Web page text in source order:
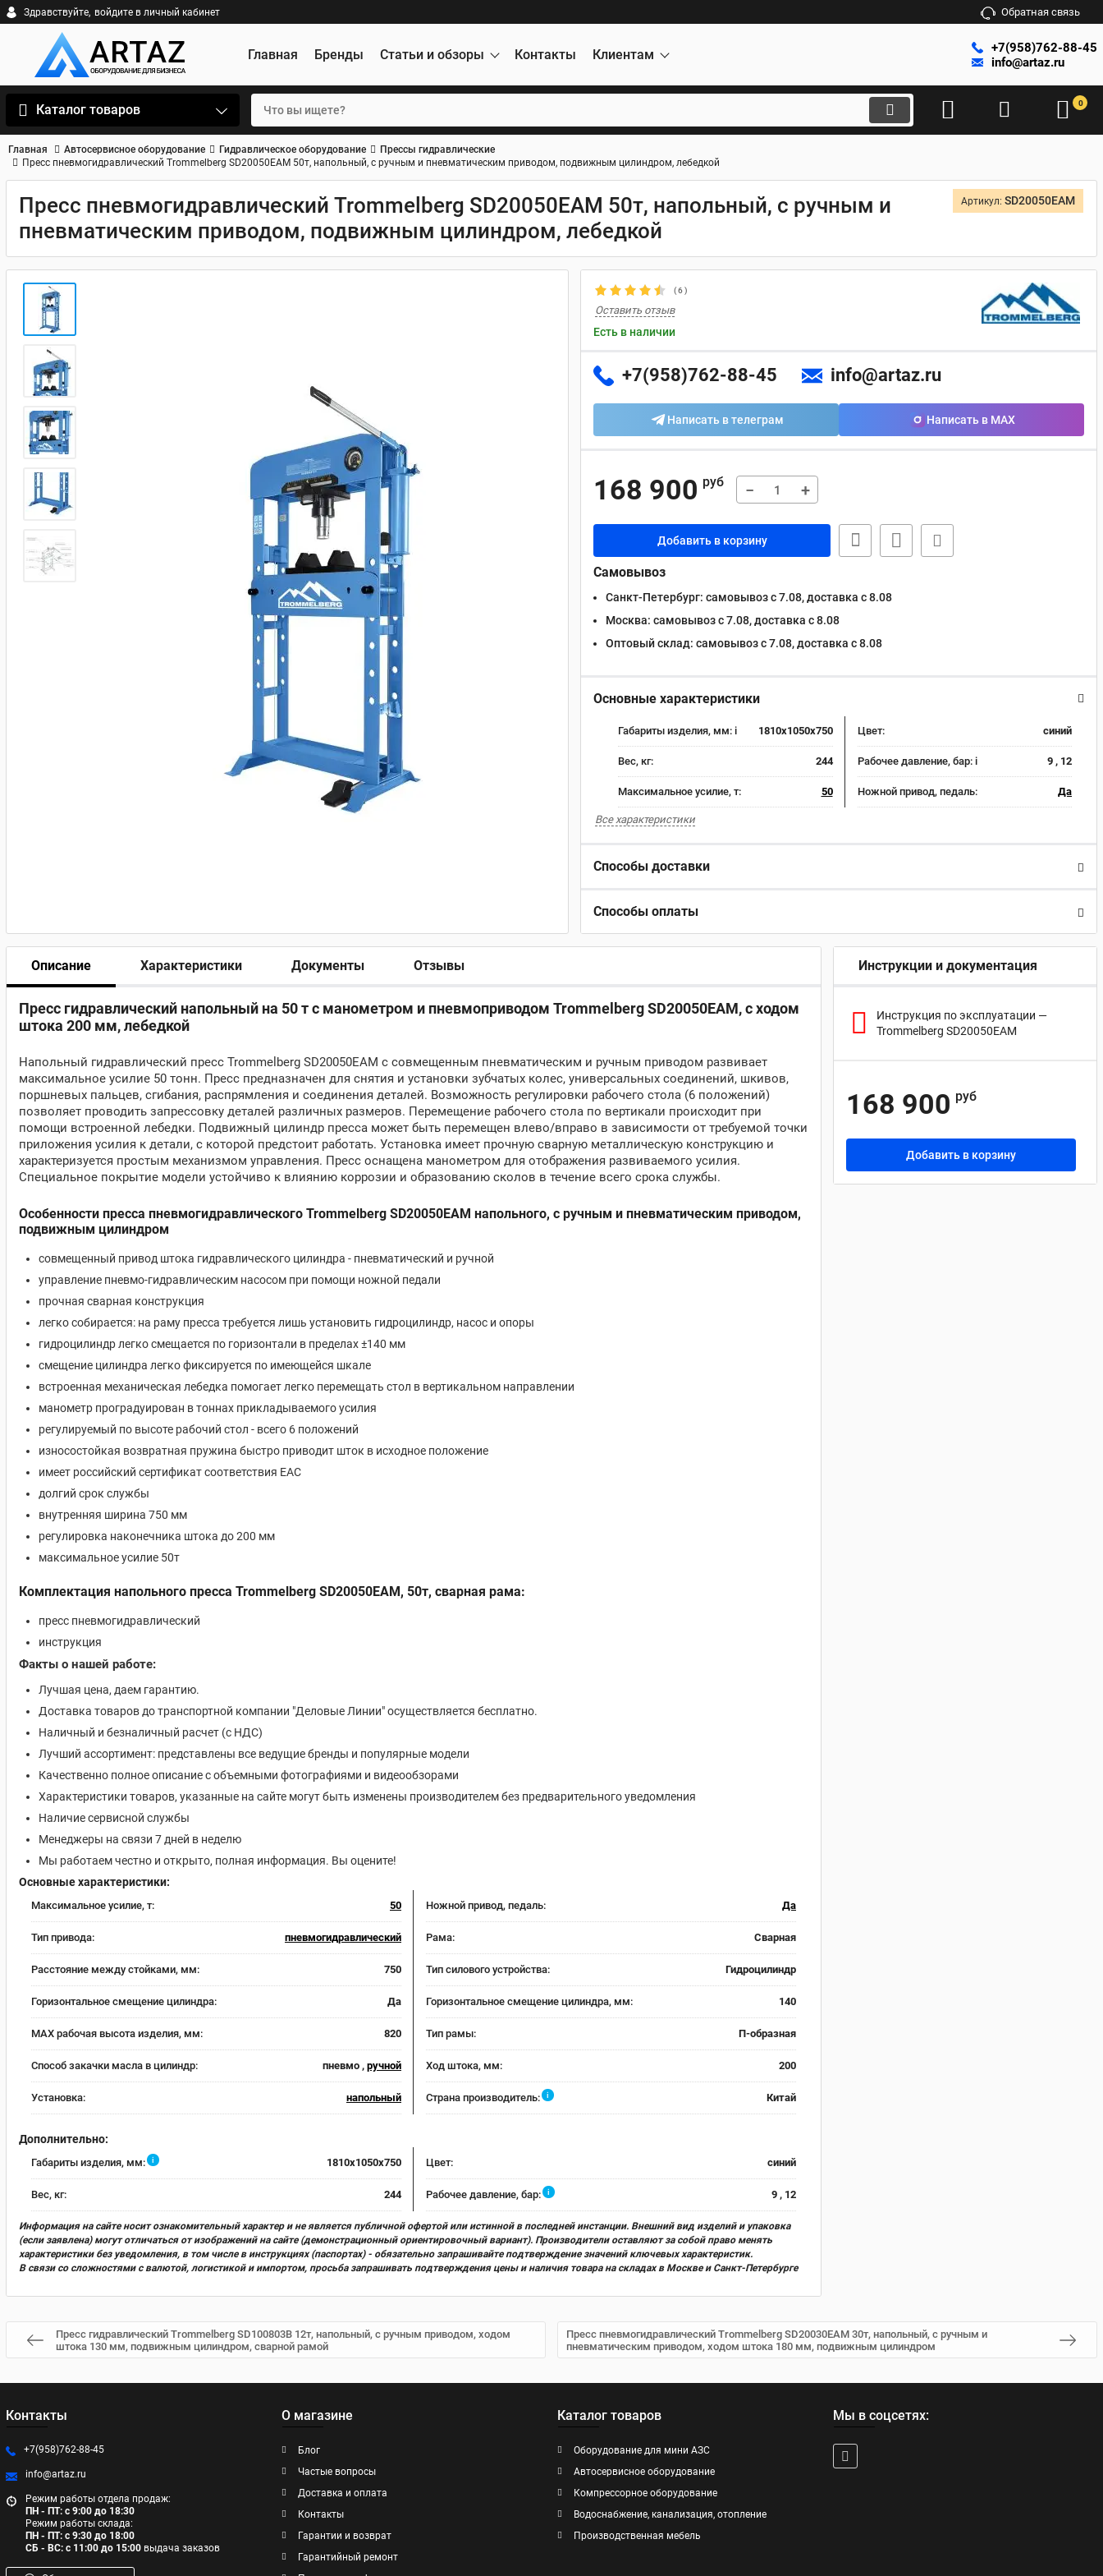
Здравствуйте, войдите в личный кабинет Обратная связь
Главная Бренды Статьи и обзоры Контакты Клиентам
+7(958)762-88-45
info@artaz.ru
Каталог товаров 0
Главная Автосервисное оборудование Гидравлическое оборудование
Прессы гидравлические
Пресс пневмогидравлический Trommelberg SD20050EAM 50т, напольный, с ручным и пневматическим приводом, подвижным цилиндром, лебедкой
Пресс пневмогидравлический Trommelberg SD20050EAM 50т, напольный, с ручным и
пневматическим приводом, подвижным цилиндром, лебедкой
Артикул: SD20050EAM
(6)
Оставить отзыв
Есть в наличии
+7(958)762-88-45 info@artaz.ru
Написать в телеграм Написать в MAX
168 900 руб − +
Добавить в корзину
Самовывоз
Санкт-Петербург: самовывоз с 7.08, доставка c 8.08
Москва: самовывоз с 7.08, доставка c 8.08
Оптовый склад: самовывоз с 7.08, доставка c 8.08
Основные характеристики
Габариты изделия, мм: i 1810х1050х750 Цвет: синий
Вес, кг: 244 Рабочее давление, бар: i 9 , 12
Максимальное усилие, т: 50 Ножной привод, педаль: Да
Все характеристики
Способы доставки
Способы оплаты
Описание Характеристики Документы Отзывы
Пресс гидравлический напольный на 50 т с манометром и пневмоприводом Trommelberg SD20050EAM, с ходом
штока 200 мм, лебедкой
Напольный гидравлический пресс Trommelberg SD20050EAM с совмещенным пневматическим и ручным приводом развивает
максимальное усилие 50 тонн. Пресс предназначен для снятия и установки зубчатых колес, универсальных соединений, шкивов,
поршневых пальцев, сгибания, распрямления и соединения деталей. Возможность регулировки рабочего стола (6 положений)
позволяет проводить запрессовку деталей различных размеров. Перемещение рабочего стола по вертикали происходит при
помощи встроенной лебедки. Подвижный цилиндр пресса может быть перемещен влево/вправо в зависимости от требуемой точки
приложения усилия к детали, с которой предстоит работать. Установка имеет прочную сварную металлическую конструкцию и
характеризуется простым механизмом управления. Пресс оснащена манометром для отображения развиваемого усилия.
Специальное покрытие модели устойчиво к влиянию коррозии и образованию сколов в течение всего срока службы.
Особенности пресса пневмогидравлического Trommelberg SD20050EAM напольного, с ручным и пневматическим приводом,
подвижным цилиндром
совмещенный привод штока гидравлического цилиндра - пневматический и ручной
управление пневмо-гидравлическим насосом при помощи ножной педали
прочная сварная конструкция
легко собирается: на раму пресса требуется лишь установить гидроцилиндр, насос и опоры
гидроцилиндр легко смещается по горизонтали в пределах ±140 мм
смещение цилиндра легко фиксируется по имеющейся шкале
встроенная механическая лебедка помогает легко перемещать стол в вертикальном направлении
манометр проградуирован в тоннах прикладываемого усилия
регулируемый по высоте рабочий стол - всего 6 положений
износостойкая возвратная пружина быстро приводит шток в исходное положение
имеет российский сертификат соответствия EAC
долгий срок службы
внутренняя ширина 750 мм
регулировка наконечника штока до 200 мм
максимальное усилие 50т
Комплектация напольного пресса Trommelberg SD20050EAM, 50т, сварная рама:
пресс пневмогидравлический
инструкция
Факты о нашей работе:
Лучшая цена, даем гарантию.
Доставка товаров до транспортной компании "Деловые Линии" осуществляется бесплатно.
Наличный и безналичный расчет (с НДС)
Лучший ассортимент: представлены все ведущие бренды и популярные модели
Качественно полное описание с объемными фотографиями и видеообзорами
Характеристики товаров, указанные на сайте могут быть изменены производителем без предварительного уведомления
Наличие сервисной службы
Менеджеры на связи 7 дней в неделю
Мы работаем честно и открыто, полная информация. Вы оцените!
Основные характеристики:
Максимальное усилие, т: 50 Ножной привод, педаль: Да
Тип привода: пневмогидравлический Рама: Сварная
Расстояние между стойками, мм: 750 Тип силового устройства: Гидроцилиндр
Горизонтальное смещение цилиндра: Да Горизонтальное смещение цилиндра, мм: 140
MAX рабочая высота изделия, мм: 820 Тип рамы: П-образная
Способ закачки масла в цилиндр: пневмо , ручной Ход штока, мм: 200
Установка: напольный Страна производитель: i Китай
Дополнительно:
Габариты изделия, мм: i 1810х1050х750 Цвет: синий
Вес, кг: 244 Рабочее давление, бар: i 9 , 12
Информация на сайте носит ознакомительный характер и не является публичной офертой или истинной в последней инстанции. Внешний вид изделий и упаковка
(если заявлена) могут отличаться от изображений на сайте (демонстрационный ориентировочный вариант). Производители оставляют за собой право менять
характеристики без уведомления, в том числе в инструкциях (паспортах) - обязательно запрашивайте подтверждение значений ключевых характеристик.
В связи со сложностями с валютой, логистикой и импортом, просьба запрашивать подтверждения цены и наличия товара на складах в Москве и Санкт-Петербурге
Инструкции и документация
Инструкция по эксплуатации —
Trommelberg SD20050EAM
168 900 руб
Добавить в корзину
Пресс гидравлический Trommelberg SD100803B 12т, напольный, с ручным приводом, ходом
штока 130 мм, подвижным цилиндром, сварной рамой
Пресс пневмогидравлический Trommelberg SD20030EAM 30т, напольный, с ручным и
пневматическим приводом, ходом штока 180 мм, подвижным цилиндром
Контакты
+7(958)762-88-45
info@artaz.ru
Режим работы отдела продаж:
ПН - ПТ: с 9:00 до 18:30
Режим работы склада:
ПН - ПТ: с 9:30 до 18:00
СБ - ВС: с 11:00 до 15:00 выдача заказов
О магазине
Блог
Частые вопросы
Доставка и оплата
Контакты
Гарантии и возврат
Гарантийный ремонт
Каталог товаров
Оборудование для мини АЗС
Автосервисное оборудование
Компрессорное оборудование
Водоснабжение, канализация, отопление
Производственная мебель
Мы в соцсетях: